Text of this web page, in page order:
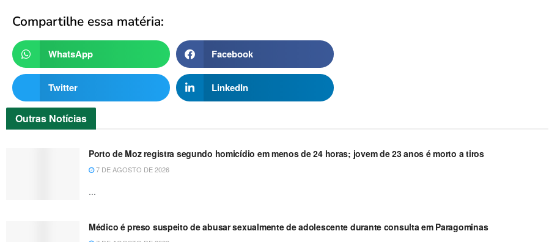
Compartilhe essa matéria:
WhatsApp Facebook
Twitter LinkedIn
Outras Notícias
Porto de Moz registra segundo homicídio em menos de 24 horas; jovem de 23 anos é morto a tiros
7 DE AGOSTO DE 2026
...
Médico é preso suspeito de abusar sexualmente de adolescente durante consulta em Paragominas